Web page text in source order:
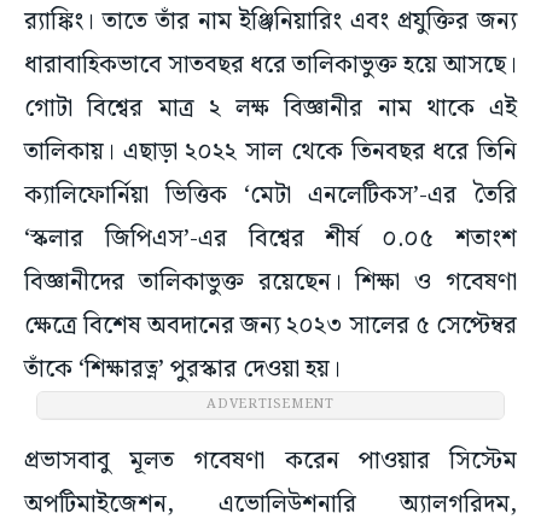
র‍্যাঙ্কিং। তাতে তাঁর নাম ইঞ্জিনিয়ারিং এবং প্রযুক্তির জন্য
ধারাবাহিকভাবে সাতবছর ধরে তালিকাভুক্ত হয়ে আসছে।
গোটা বিশ্বের মাত্র ২ লক্ষ বিজ্ঞানীর নাম থাকে এই
তালিকায়। এছাড়া ২০২২ সাল থেকে তিনবছর ধরে তিনি
ক্যালিফোর্নিয়া ভিত্তিক ‘মেটা এনলেটিকস’-এর তৈরি
‘স্কলার জিপিএস’-এর বিশ্বের শীর্ষ ০.০৫ শতাংশ
বিজ্ঞানীদের তালিকাভুক্ত রয়েছেন। শিক্ষা ও গবেষণা
ক্ষেত্রে বিশেষ অবদানের জন্য ২০২৩ সালের ৫ সেপ্টেম্বর
তাঁকে ‘শিক্ষারত্ন’ পুরস্কার দেওয়া হয়।
ADVERTISEMENT
প্রভাসবাবু মূলত গবেষণা করেন পাওয়ার সিস্টেম
অপটিমাইজেশন, এভোলিউশনারি অ্যালগরিদম,